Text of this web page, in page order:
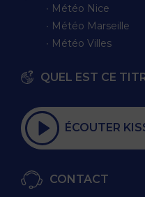
∙ Météo Nice
∙ Météo Marseille
∙ Météo Villes
QUEL EST CE
ÉCOUTER
CONTACT